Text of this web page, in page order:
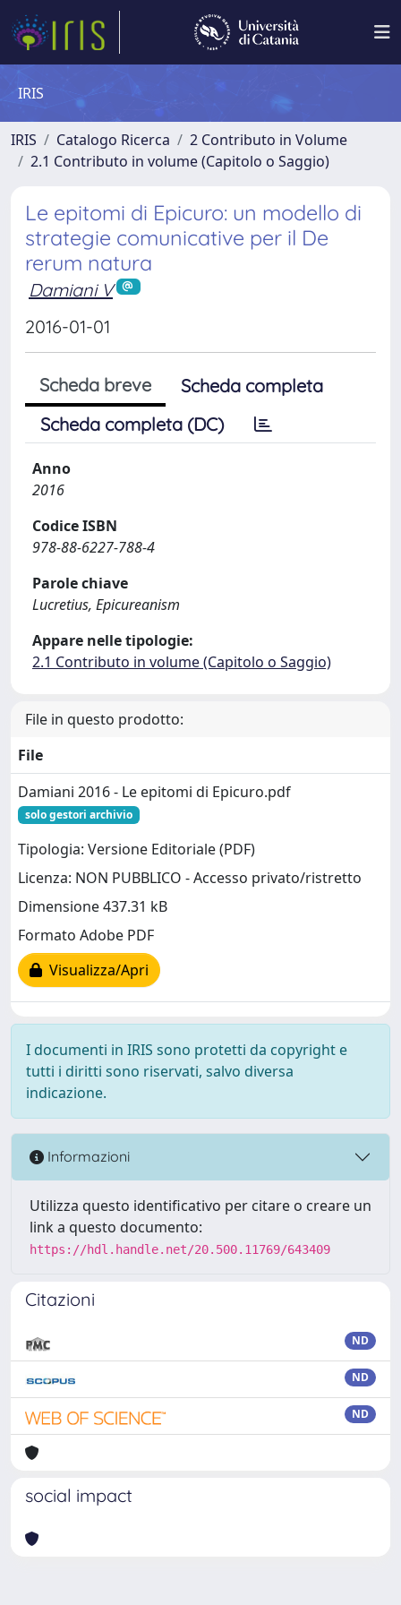
IRIS
IRIS Catalogo Ricerca
2 Contributo in Volume
2.1 Contributo in volume (Capitolo o Saggio)
Le epitomi di Epicuro: un modello di
strategie comunicative per il De
rerum natura
Damiani V
2016-01-01
Scheda breve
Scheda completa
Scheda completa (DC)
Anno
2016
Codice ISBN
978-88-6227-788-4
Parole chiave
Lucretius, Epicureanism
Appare nelle tipologie:
2.1 Contributo in volume (Capitolo o Saggio)
File in questo prodotto:
File
Damiani 2016 - Le epitomi di Epicuro.pdf
solo gestori archivio
Tipologia: Versione Editoriale (PDF)
Licenza: NON PUBBLICO - Accesso privato/ristretto
Dimensione 437.31 kB
Formato Adobe PDF
Visualizza/Apri
I documenti in IRIS sono protetti da copyright e
tutti i diritti sono riservati, salvo diversa
indicazione.
Informazioni
Utilizza questo identificativo per citare o creare un
link a questo documento:
https://hdl.handle.net/20.500.11769/643409
Citazioni
ND
ND
ND
social impact